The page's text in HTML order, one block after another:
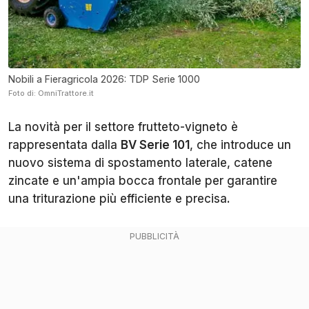
Nobili a Fieragricola 2026: TDP Serie 1000
Foto di: OmniTrattore.it
La novità per il settore frutteto-vigneto è
rappresentata dalla BV Serie 101 , che introduce un
nuovo sistema di spostamento laterale, catene
zincate e un'ampia bocca frontale per garantire
una triturazione più efficiente e precisa.